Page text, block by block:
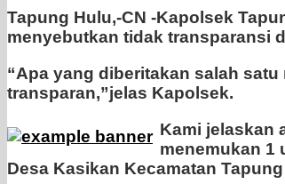
Tapung Hulu,-CN -Kapolsek
menyebutkan tidak transparansi
“Apa yang diberitakan salah
transparan,”jelas Kapolsek.
Kami jelaskan
menemukan 1
Desa Kasikan Kecamatan